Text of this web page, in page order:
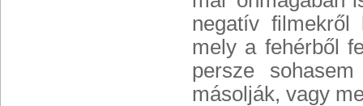
negatív filmekről
mely a fehérből
persze
másolják, vagy